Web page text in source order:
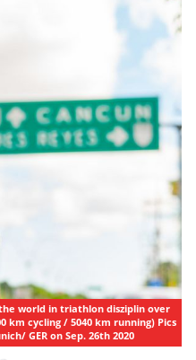
world in triathlon disziplin over
km cycling / 5040 km running) Pics
GER on Sep. 26th 2020